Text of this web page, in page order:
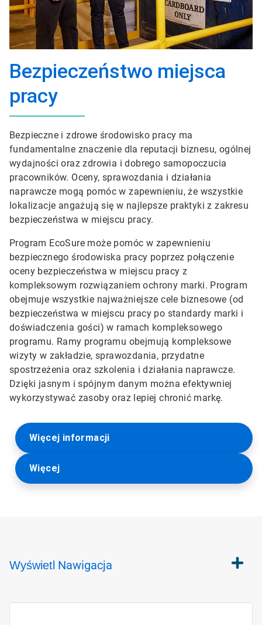
Bezpieczeństwo miejsca
pracy
Bezpieczne i zdrowe środowisko pracy ma
fundamentalne znaczenie dla reputacji biznesu, ogólnej
wydajności oraz zdrowia i dobrego samopoczucia
pracowników. Oceny, sprawozdania i działania
naprawcze mogą pomóc w zapewnieniu, że wszystkie
lokalizacje angażują się w najlepsze praktyki z zakresu
bezpieczeństwa w miejscu pracy.
Program EcoSure może pomóc w zapewnieniu
bezpiecznego środowiska pracy poprzez połączenie
oceny bezpieczeństwa w miejscu pracy z
kompleksowym rozwiązaniem ochrony marki. Program
obejmuje wszystkie najważniejsze cele biznesowe (od
bezpieczeństwa w miejscu pracy po standardy marki i
doświadczenia gości) w ramach kompleksowego
programu. Ramy programu obejmują kompleksowe
wizyty w zakładzie, sprawozdania, przydatne
spostrzeżenia oraz szkolenia i działania naprawcze.
Dzięki jasnym i spójnym danym można efektywniej
wykorzystywać zasoby oraz lepiej chronić markę.
Więcej informacji
Więcej
Wyświetl Nawigacja